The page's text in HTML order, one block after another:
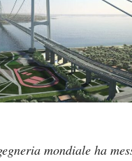
mondiale ha